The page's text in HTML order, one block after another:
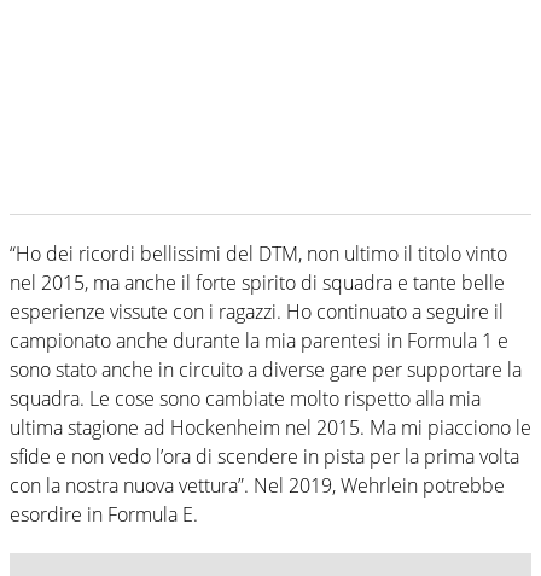
“Ho dei ricordi bellissimi del DTM, non ultimo il titolo vinto
nel 2015, ma anche il forte spirito di squadra e tante belle
esperienze vissute con i ragazzi. Ho continuato a seguire il
campionato anche durante la mia parentesi in Formula 1 e
sono stato anche in circuito a diverse gare per supportare la
squadra. Le cose sono cambiate molto rispetto alla mia
ultima stagione ad Hockenheim nel 2015. Ma mi piacciono le
sfide e non vedo l’ora di scendere in pista per la prima volta
con la nostra nuova vettura”. Nel 2019, Wehrlein potrebbe
esordire in Formula E.